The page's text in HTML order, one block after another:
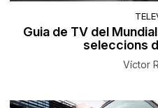
Guia de TV del
seleccions
Víctor